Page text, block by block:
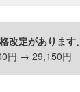
改定があります。
円 → 29,150円